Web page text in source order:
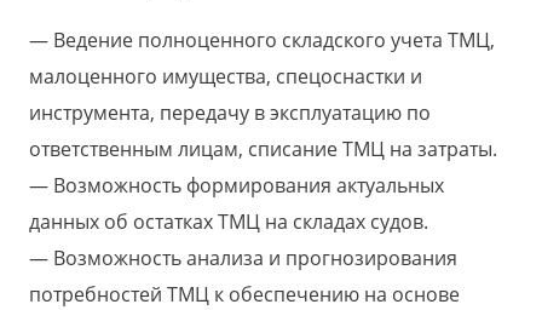
Ведение полноценного складского учета ТМЦ,
малоценного имущества, спецоснастки и
инструмента, передачу в эксплуатацию по
ответственным лицам, списание ТМЦ на затраты.
Возможность формирования актуальных
данных об остатках ТМЦ на складах судов.
Возможность анализа и прогнозирования
потребностей ТМЦ к обеспечению на основе